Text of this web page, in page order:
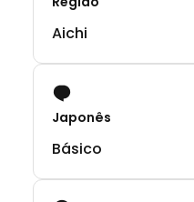
Aichi
Japonês
Básico